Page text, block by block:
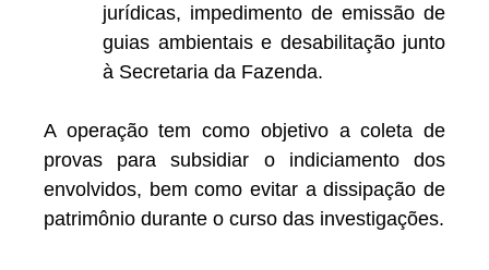
jurídicas, impedimento de emissão de
guias ambientais e desabilitação junto
à Secretaria da Fazenda.
A operação tem como objetivo a coleta de
provas para subsidiar o indiciamento dos
envolvidos, bem como evitar a dissipação de
patrimônio durante o curso das investigações.